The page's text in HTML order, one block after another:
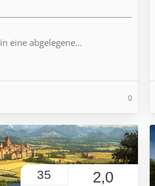
eine abgelegene…
0
35 2,0